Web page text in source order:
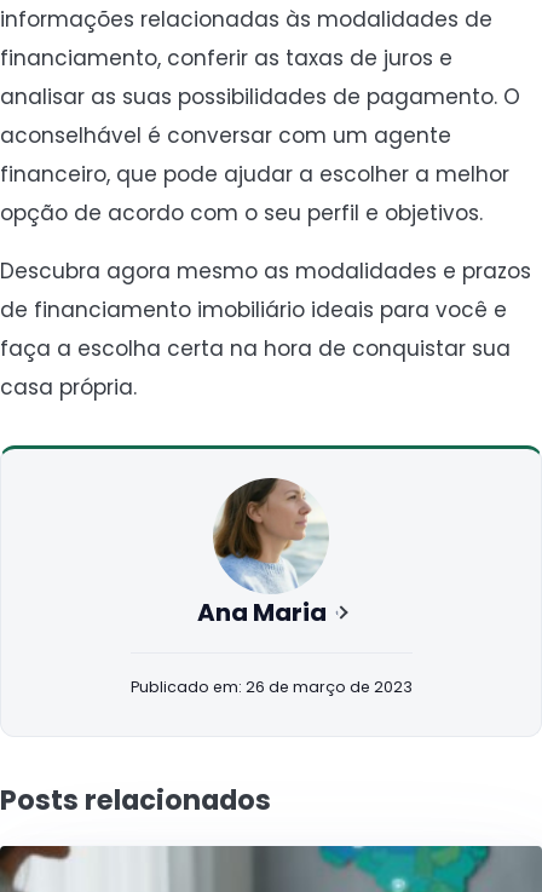
informações relacionadas às modalidades de
financiamento, conferir as taxas de juros e
analisar as suas possibilidades de pagamento. O
aconselhável é conversar com um agente
financeiro, que pode ajudar a escolher a melhor
opção de acordo com o seu perfil e objetivos.
Descubra agora mesmo as modalidades e prazos
de financiamento imobiliário ideais para você e
faça a escolha certa na hora de conquistar sua
casa própria.
Ana Maria
Publicado em: 26 de março de 2023
Posts relacionados